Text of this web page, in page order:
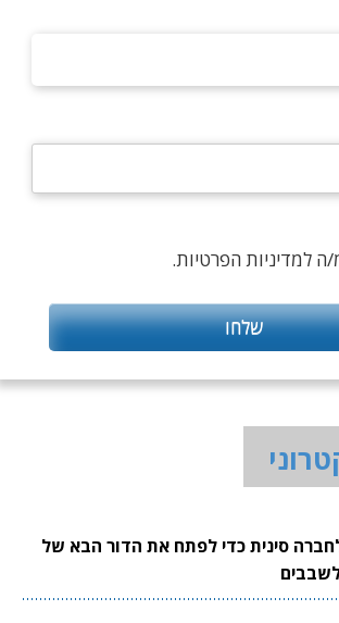
ה למדיניות הפרטיות.
סינית כדי לפתח את הדור הבא של